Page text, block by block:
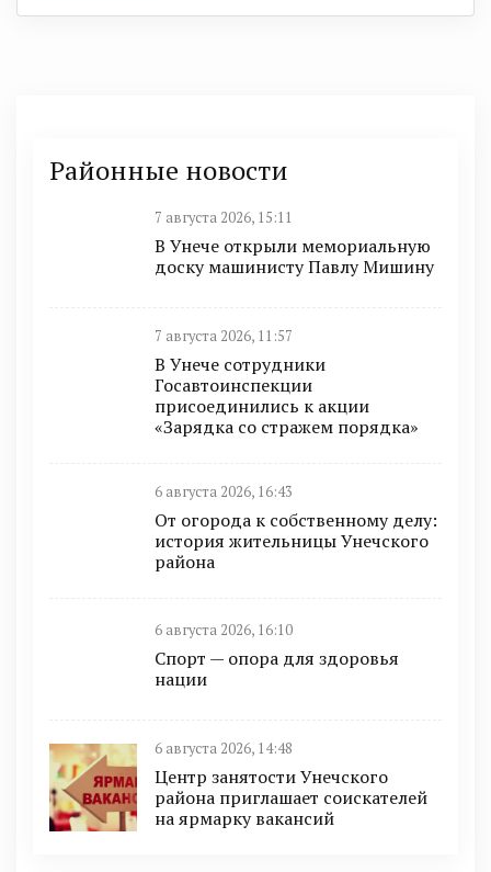
Районные новости
7 августа 2026, 15:11
В Унече открыли мемориальную
доску машинисту Павлу Мишину
7 августа 2026, 11:57
В Унече сотрудники
Госавтоинспекции
присоединились к акции
«Зарядка со стражем порядка»
6 августа 2026, 16:43
От огорода к собственному делу:
история жительницы Унечского
района
6 августа 2026, 16:10
Спорт — опора для здоровья
нации
6 августа 2026, 14:48
Центр занятости Унечского
района приглашает соискателей
на ярмарку вакансий